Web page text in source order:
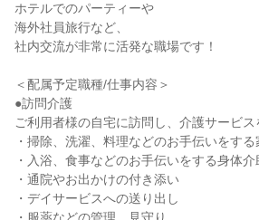
ホテルでのパーティーや
海外社員旅行など、
社内交流が非常に活発な職場です！
＜配属予定職種/仕事内容＞
●訪問介護
ご利用者様の自宅に訪問し、介護サービス
・掃除、洗濯、料理などのお手伝いをす
・入浴、食事などのお手伝いをする身体介
・通院やお出かけの付き添い
・デイサービスへの送り出し